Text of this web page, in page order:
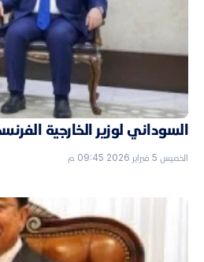
السوداني لوزير الخارجية
الخميس 5 فبراير 2026 09:45 م